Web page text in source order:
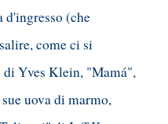
d'ingresso (che
come ci si
di Yves Klein, "Mamá",
uova di marmo,